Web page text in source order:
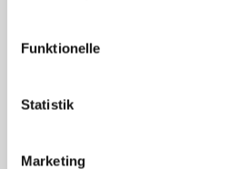
Funktionelle
Statistik
Marketing